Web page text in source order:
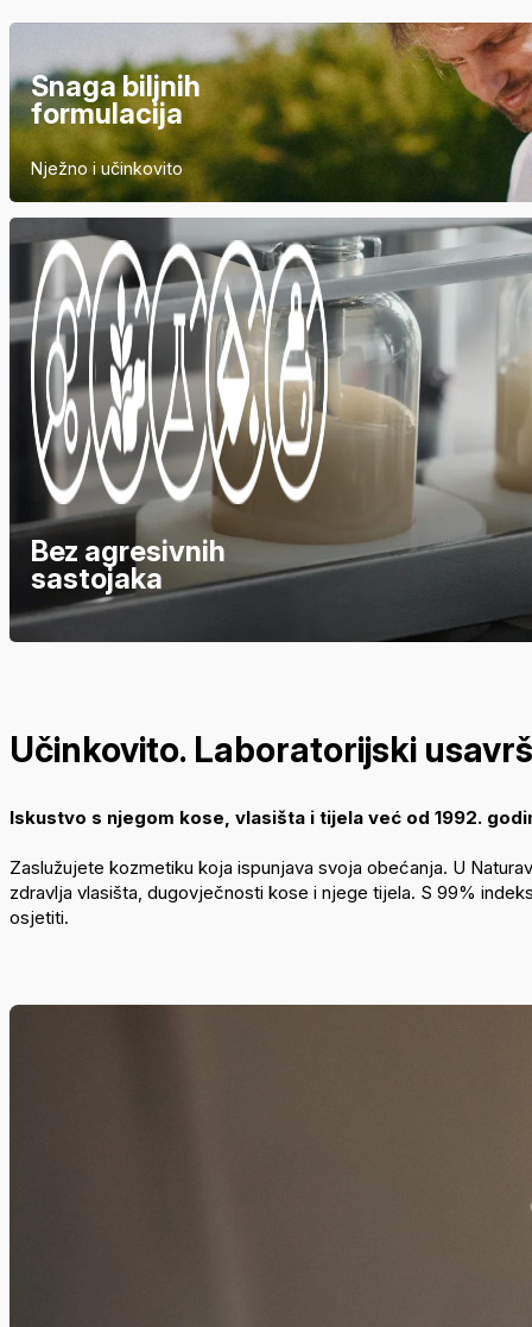
Snaga biljnih
formulacija
Nježno i učinkovito
Bez agresivnih
sastojaka
Učinkovito. Laboratorijski
Iskustvo s njegom kose, vlasišta i tijela već od 1992.
Zaslužujete kozmetiku koja ispunjava svoja obećanja. U
zdravlja vlasišta, dugovječnosti kose i njege tijela. S 99%
osjetiti.